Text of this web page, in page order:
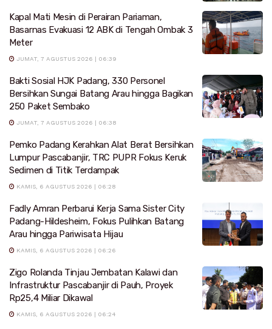
Kapal Mati Mesin di Perairan Pariaman,
Basarnas Evakuasi 12 ABK di Tengah Ombak 3
Meter
JUMAT, 7 AGUSTUS 2026 | 06:39
Bakti Sosial HJK Padang, 330 Personel
Bersihkan Sungai Batang Arau hingga Bagikan
250 Paket Sembako
JUMAT, 7 AGUSTUS 2026 | 06:38
Pemko Padang Kerahkan Alat Berat Bersihkan
Lumpur Pascabanjir, TRC PUPR Fokus Keruk
Sedimen di Titik Terdampak
KAMIS, 6 AGUSTUS 2026 | 06:28
Fadly Amran Perbarui Kerja Sama Sister City
Padang-Hildesheim, Fokus Pulihkan Batang
Arau hingga Pariwisata Hijau
KAMIS, 6 AGUSTUS 2026 | 06:26
Zigo Rolanda Tinjau Jembatan Kalawi dan
Infrastruktur Pascabanjir di Pauh, Proyek
Rp25,4 Miliar Dikawal
KAMIS, 6 AGUSTUS 2026 | 06:24